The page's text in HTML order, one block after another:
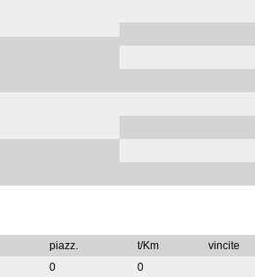
piazz. t/Km
vincite
0 0